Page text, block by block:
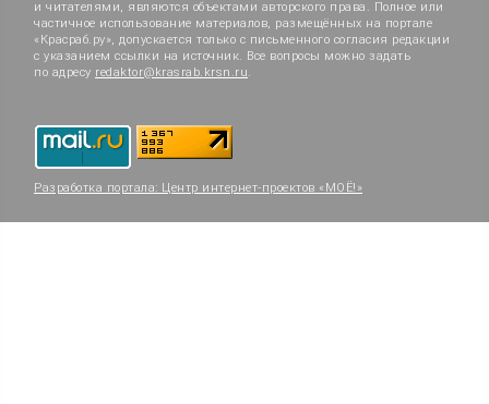
и читателями, являются объектами авторского права. Полное или
частичное использование материалов, размещённых на портале
«Красраб.ру», допускается только с письменного согласия редакции
с указанием ссылки на источник. Все вопросы можно задать
по адресу redaktor@krasrab.krsn.ru.
Разработка портала: Центр интернет-проектов «МОЁ!»